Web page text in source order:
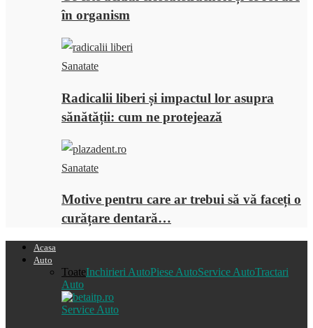
în organism
Sanatate
Radicalii liberi și impactul lor asupra
sănătății: cum ne protejează
Sanatate
Motive pentru care ar trebui să vă faceți o
curățare dentară…
Acasa
Auto
ToateInchirieri AutoPiese AutoService AutoTractari
Auto
Service Auto